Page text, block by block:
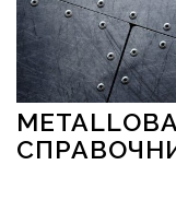
Перейти к содержимому